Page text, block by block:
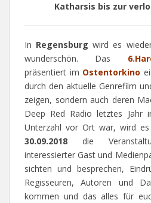
Katharsis bis zur
In Regensburg wird es
wunderschön. Das
präsentiert im Ostentorkino
durch den aktuelle Genrefilm
zeigen, sondern auch deren
Deep Red Radio letztes Jahr
Unterzahl vor Ort war, wird es
30.09.2018 die
interessierter Gast und
sichten und besprechen,
Regisseuren, Autoren und
kommen und das alles für